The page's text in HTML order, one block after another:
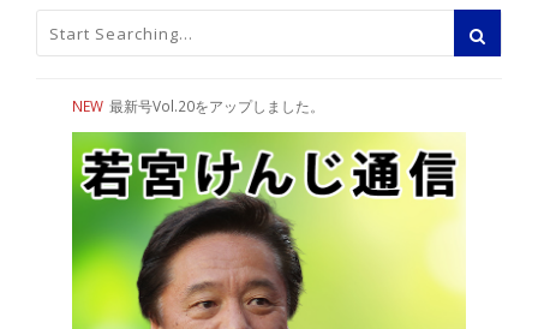
NEW 最新号Vol.20をアップしました。